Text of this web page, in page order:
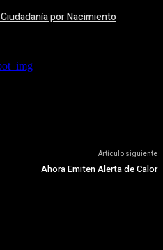
por Nacimiento
Artículo siguiente
Ahora Emiten Alerta de Calor